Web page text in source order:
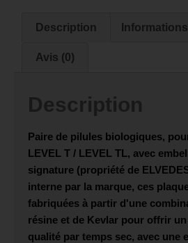
Description
Avis (0)
Description
Paire de pilules biologiques,
LEVEL T / LEVEL TL, avec
signature (propriété de
interne par la marque, ces
fabriquées à partir d'une
résine et de Kevlar pour offrir
qualité par temps sec, avec une